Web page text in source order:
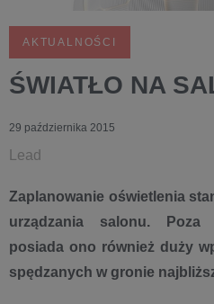
AKTUALNOŚCI
ŚWIATŁO NA
29 października 2015
Lead
Zaplanowanie oświetlenia
urządzania salonu. Poza
posiada ono również duży
spędzanych w gronie